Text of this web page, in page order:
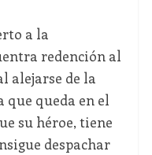
a la
redención al
alejarse de la
que queda en el
su héroe, tiene
despachar